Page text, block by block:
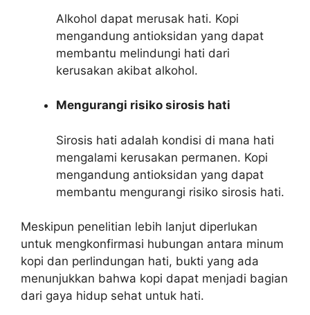
Alkohol dapat merusak hati. Kopi
mengandung antioksidan yang dapat
membantu melindungi hati dari
kerusakan akibat alkohol.
Mengurangi risiko sirosis hati
Sirosis hati adalah kondisi di mana hati
mengalami kerusakan permanen. Kopi
mengandung antioksidan yang dapat
membantu mengurangi risiko sirosis hati.
Meskipun penelitian lebih lanjut diperlukan
untuk mengkonfirmasi hubungan antara minum
kopi dan perlindungan hati, bukti yang ada
menunjukkan bahwa kopi dapat menjadi bagian
dari gaya hidup sehat untuk hati.